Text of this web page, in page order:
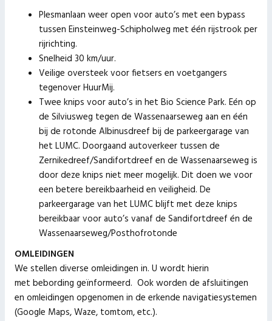
Plesmanlaan weer open voor auto’s met een bypass
tussen Einsteinweg-Schipholweg met één rijstrook per
rijrichting.
Snelheid 30 km/uur.
Veilige oversteek voor fietsers en voetgangers
tegenover HuurMij.
Twee knips voor auto’s in het Bio Science Park. Eén op
de Silviusweg tegen de Wassenaarseweg aan en één
bij de rotonde Albinusdreef bij de parkeergarage van
het LUMC. Doorgaand autoverkeer tussen de
Zernikedreef/Sandifortdreef en de Wassenaarseweg is
door deze knips niet meer mogelijk. Dit doen we voor
een betere bereikbaarheid en veiligheid. De
parkeergarage van het LUMC blijft met deze knips
bereikbaar voor auto’s vanaf de Sandifortdreef én de
Wassenaarseweg/Posthofrotonde
OMLEIDINGEN
We stellen diverse omleidingen in. U wordt hierin
met bebording geïnformeerd. Ook worden de afsluitingen
en omleidingen opgenomen in de erkende navigatiesystemen
(Google Maps, Waze, tomtom, etc.).